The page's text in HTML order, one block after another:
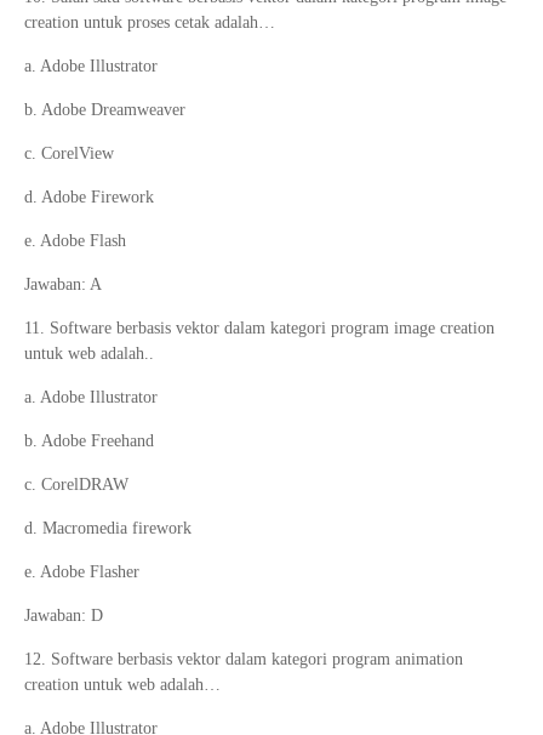
creation untuk proses cetak adalah…
a. Adobe Illustrator
b. Adobe Dreamweaver
c. CorelView
d. Adobe Firework
e. Adobe Flash
Jawaban: A
11. Software berbasis vektor dalam kategori program image creation
untuk web adalah..
a. Adobe Illustrator
b. Adobe Freehand
c. CorelDRAW
d. Macromedia firework
e. Adobe Flasher
Jawaban: D
12. Software berbasis vektor dalam kategori program animation
creation untuk web adalah…
a. Adobe Illustrator